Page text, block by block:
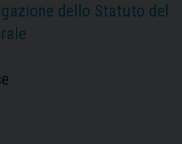
dello Statuto del